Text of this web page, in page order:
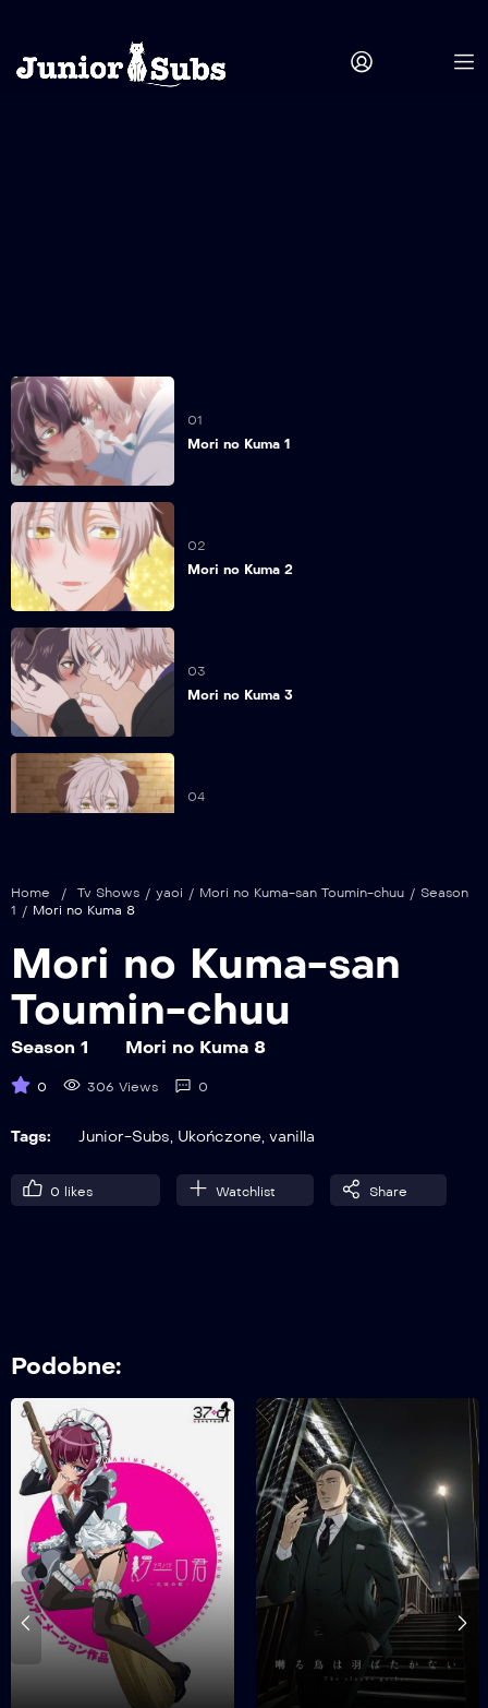
01
Mori no Kuma 1
02
Mori no Kuma 2
03
Mori no Kuma 3
04
Mori no Kuma 5
06
07
Mori no Kuma 7
09
Mori no Kuma 9
Home / Tv Shows / yaoi / Mori no Kuma-san Toumin-chuu / Season
1 / Mori no Kuma 8
Mori no Kuma-san
Toumin-chuu
Season 1 Mori no Kuma 8
0 306 Views 0
Tags: Junior-Subs, Ukończone, vanilla
0 likes Watchlist Share
Podobne: